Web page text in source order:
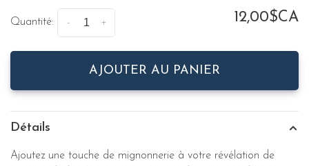
Quantité: +
- 12,00$CA
AJOUTER AU PANIER
Détails
Ajoutez une touche de mignonnerie à votre révélation de